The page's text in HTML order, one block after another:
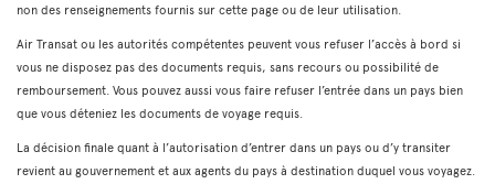
non des renseignements fournis sur cette page ou de leur utilisation.
Air Transat ou les autorités compétentes peuvent vous refuser l’accès à bord si
vous ne disposez pas des documents requis, sans recours ou possibilité de
remboursement. Vous pouvez aussi vous faire refuser l’entrée dans un pays bien
que vous déteniez les documents de voyage requis.
La décision finale quant à l’autorisation d’entrer dans un pays ou d’y transiter
revient au gouvernement et aux agents du pays à destination duquel vous voyagez.